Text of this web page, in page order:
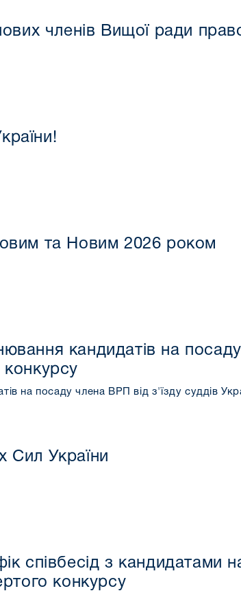
членів Вищої ради
та Новим 2026 роком
кандидатів на
на посаду члена ВРП від з'їзду суддів
Сил України
співбесід з кандидатами
конкурсу